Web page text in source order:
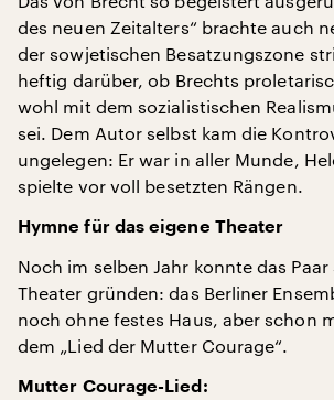
des neuen Zeitalters“ brachte auch
der sowjetischen Besatzungszone
heftig darüber, ob Brechts
wohl mit dem sozialistischen
sei. Dem Autor selbst kam die
ungelegen: Er war in aller Munde,
spielte vor voll besetzten Rängen.
Hymne für das eigene Theater
Noch im selben Jahr konnte das Paar
Theater gründen: das Berliner
noch ohne festes Haus, aber schon
dem „Lied der Mutter Courage“.
Mutter Courage-Lied: